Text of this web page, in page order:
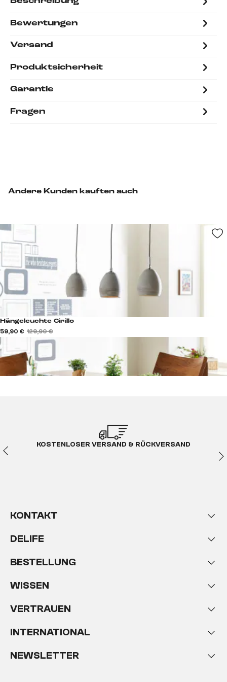
Bewertungen
Versand
Produktsicherheit
Garantie
Fragen
Andere Kunden kauften auch
Hängeleuchte Cirillo
59,90 € 129,90 €
KOSTENLOSER VERSAND & RÜCKVERSAND
KONTAKT
DELIFE
BESTELLUNG
WISSEN
VERTRAUEN
INTERNATIONAL
NEWSLETTER